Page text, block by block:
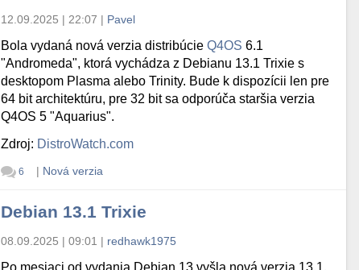
12.09.2025 | 22:07 | Pavel
Bola vydaná nová verzia distribúcieQ4OS 6.1
"Andromeda", ktorá vychádza z Debianu 13.1 Trixie s
desktopom Plasma alebo Trinity. Bude k dispozícii len pre
64 bit architektúru, pre 32 bit sa odporúča staršia verzia
Q4OS 5 "Aquarius".
Zdroj: DistroWatch.com
6 | Nová verzia
Debian 13.1 Trixie
08.09.2025 | 09:01 | redhawk1975
Po mesiaci od vydania Debian 13 vyšla nová verzia 13.1.